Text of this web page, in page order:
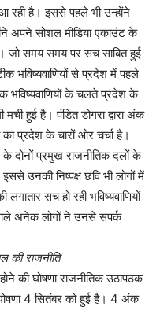
रही है। इससे पहले भी उन्होंने
अपने सोशल मीडिया एकाउंट के
जो समय समय पर सच साबित हुई
भविष्यवाणियों से प्रदेश में पहले
भविष्यवाणियों के चलते प्रदेश के
हुई है। पंडित डोगरा द्वारा अंक
प्रदेश के चारों ओर चर्चा है।
दोनों प्रमुख राजनीतिक दलों के
उनकी निष्पक्ष छवि भी लोगों में
सच हो रही भविष्यवाणियों
अनेक लोगों ने उनसे संपर्क
की राजनीति
की घोषणा राजनीतिक उठापठक
4 सितंबर को हुई है। 4 अंक